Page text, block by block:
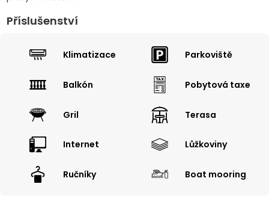
Příslušenství
Klimatizace Parkoviště
Balkón Pobytová taxe
Gril Terasa
Internet Lůžkoviny
Ručníky Boat mooring